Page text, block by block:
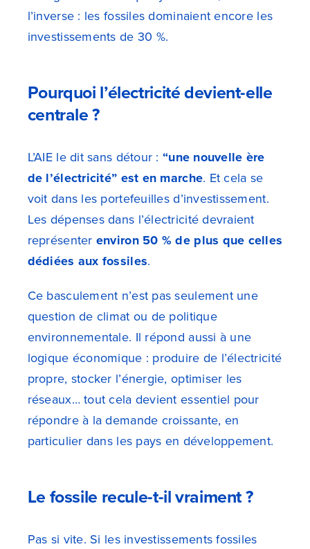
l’inverse : les fossiles dominaient encore les
investissements de 30 %.
Pourquoi l’électricité devient-elle
centrale ?
L’AIE le dit sans détour : “une nouvelle ère
de l’électricité” est en marche. Et cela se
voit dans les portefeuilles d’investissement.
Les dépenses dans l’électricité devraient
représenter environ 50 % de plus que celles
dédiées aux fossiles.
Ce basculement n’est pas seulement une
question de climat ou de politique
environnementale. Il répond aussi à une
logique économique : produire de l’électricité
propre, stocker l’énergie, optimiser les
réseaux… tout cela devient essentiel pour
répondre à la demande croissante, en
particulier dans les pays en développement.
Le fossile recule-t-il vraiment ?
Pas si vite. Si les investissements fossiles